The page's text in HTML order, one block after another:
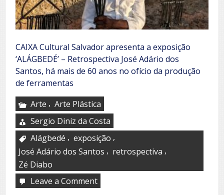
CAIXA Cultural Salvador apresenta a exposição
‘ALÁGBEDÉ’ – Retrospectiva José Adário dos
Santos, há mais de 60 anos no ofício da produção
de ferramentas
Arte , Arte Plástica
Sergio Diniz da Costa
Alágbedé , exposição ,
José Adário dos Santos , retrospectiva ,
Zé Diabo
Leave a Commenton